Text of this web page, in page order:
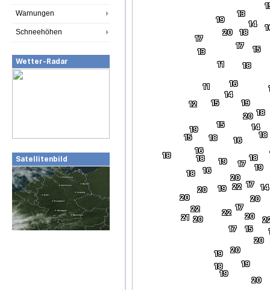
Warnungen
Schneehöhen
Wetter-Radar
Satellitenbild 18
12
16
14
21
18
18
17 15
18
16
15
14
13
19
19
22
18
20
11
19
17
20
19
19
16
20
19
16
20
19
20
11
20
18
18
17
19
20
15
15
18
14
17
18
17
17
20
19
13
18
20
22
20
20
14
22
15